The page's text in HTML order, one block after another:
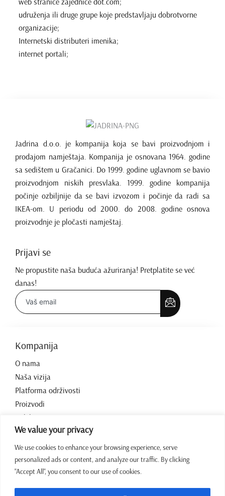
We value your privacy
We use cookies to enhance your browsing experience, serve
personalized ads or content, and analyze our traffic. By clicking
"Accept All", you consent to our use of cookies.
udruženja ili druge grupe koje predstavljaju dobrotvorne
organizacije;
Internetski distributeri imenika;
internet portali;
Jadrina d.o.o. je kompanija koja se bavi proizvodnjom i
prodajom namještaja. Kompanija je osnovana 1964. godine
sa sedištem u Gračanici. Do 1999. godine uglavnom se bavio
proizvodnjom niskih presvlaka. 1999. godine kompanija
počinje ozbiljnije da se bavi izvozom i počinje da radi sa
IKEA-om. U periodu od 2000. do 2008. godine osnova
proizvodnje je pločasti namještaj.
Prijavi se
Ne propustite naša buduća ažuriranja! Pretplatite se već
danas!
Kompanija
O nama
Naša vizija
Platforma održivosti
Proizvodi
Kolekcije
Kontakt
Radno vrijeme